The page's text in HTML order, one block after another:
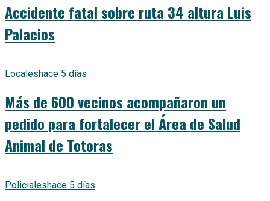
Accidente fatal sobre ruta 34 altura Luis
Palacios
Localeshace 5 días
Más de 600 vecinos acompañaron un
pedido para fortalecer el Área de Salud
Animal de Totoras
Policialeshace 5 días